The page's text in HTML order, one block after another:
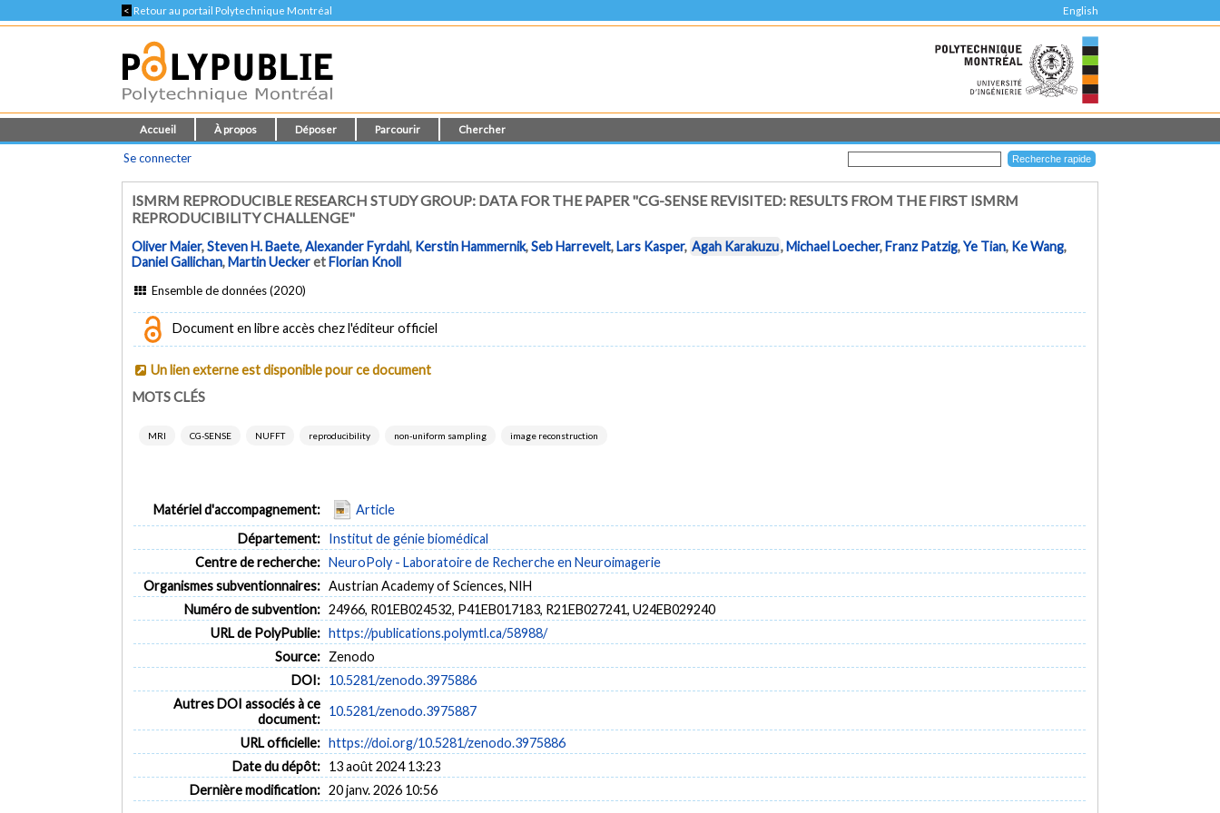
< Retour au portail Polytechnique Montréal English
Accueil À propos Déposer Parcourir Chercher
Se connecter
ISMRM REPRODUCIBLE RESEARCH STUDY GROUP: DATA FOR THE PAPER "CG-SENSE REVISITED: RESULTS FROM THE FIRST ISMRM
REPRODUCIBILITY CHALLENGE"
Oliver Maier,Steven H. Baete,Alexander Fyrdahl, Kerstin Hammernik,Seb Harrevelt,Lars Kasper, Agah Karakuzu,Michael Loecher,Franz Patzig,Ye Tian, Ke Wang,
Daniel Gallichan,Martin UeckeretFlorian Knoll
Ensemble de données (2020)
Document en libre accès chez l'éditeur officiel
Un lien externe est disponible pour ce document
MOTS CLÉS
MRI CG-SENSE NUFFT reproducibility non-uniform sampling image reconstruction
Matériel d'accompagnement:
Article
Département: Institut de génie biomédical
Centre de recherche: NeuroPoly - Laboratoire de Recherche en Neuroimagerie
Organismes subventionnaires: Austrian Academy of Sciences, NIH
Numéro de subvention: 24966, R01EB024532, P41EB017183, R21EB027241, U24EB029240
URL de PolyPublie: https://publications.polymtl.ca/58988/
Source: Zenodo
DOI: 10.5281/zenodo.3975886
Autres DOI associés à ce
document:
10.5281/zenodo.3975887
URL officielle: https://doi.org/10.5281/zenodo.3975886
Date du dépôt: 13 août 2024 13:23
Dernière modification: 20 janv. 2026 10:56